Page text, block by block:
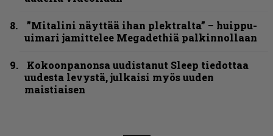
”Mitalini näyttää ihan plektralta” – huippu-
uimari jamittelee Megadethiä palkinnollaan
Kokoonpanonsa uudistanut Sleep tiedottaa
uudesta levystä, julkaisi myös uuden
maistiaisen